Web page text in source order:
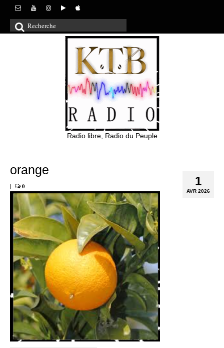
Rechercher
:
Radio libre, Radio du Peuple
1
AVR 2026
orange
| 0